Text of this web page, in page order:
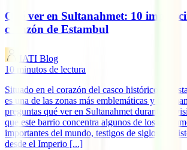
Qué ver en Sultanahmet: 10
corazón de Estambul
IATI Blog
10
minutos de lectura
Situado en el corazón del casco histórico de
es una de las zonas más emblemáticas y
preguntas qué ver en Sultanahmet durante tu
que este barrio concentra algunos de los
importantes del mundo, testigos de siglos de
desde el Imperio [...]